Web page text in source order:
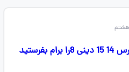
سلام لطفاً سوال های درس 14 15 دینی 8را برام بفرستید